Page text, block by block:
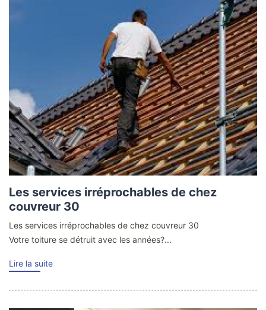
Les services irréprochables de chez
couvreur 30
Les services irréprochables de chez couvreur 30
Votre toiture se détruit avec les années?...
Lire la suite